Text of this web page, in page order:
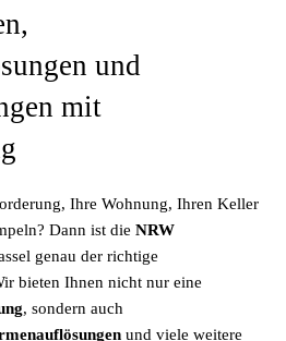
und
mit
Ihre Wohnung, Ihren Keller
Dann ist die NRW
genau der richtige
bieten Ihnen nicht nur eine
, sondern auch
und viele weitere